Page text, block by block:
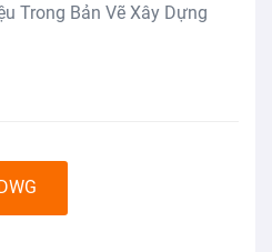
Trong Bản Vẽ Xây Dựng